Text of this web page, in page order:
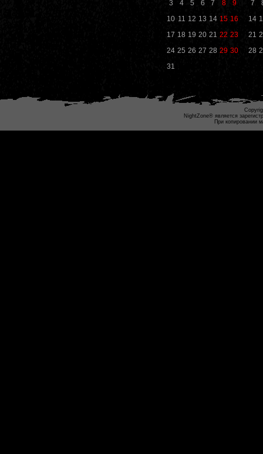
3
4 5 6 7 8
9
10 11 12 13 14 15 16
17 18 19 20 21 22 23
24 25 26 27 28 29 30
31
7
14
21
28
NightZone® является
При копировании